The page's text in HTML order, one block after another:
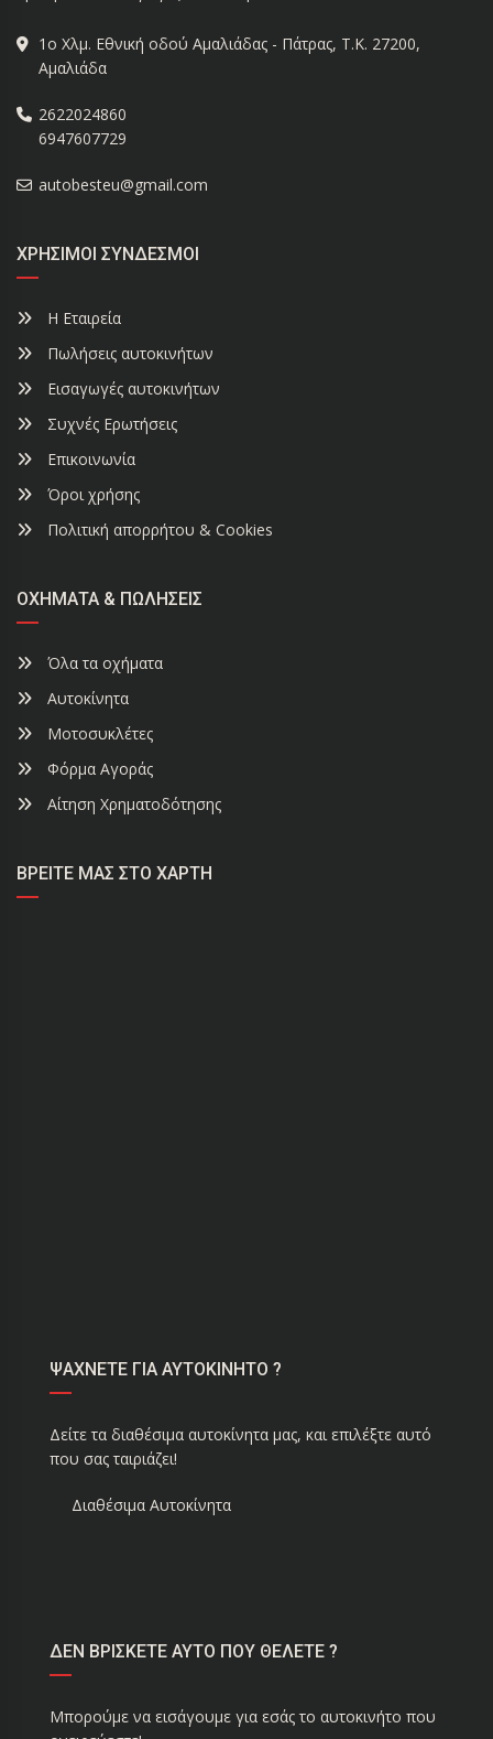
1ο Χλμ. Εθνική οδού Αμαλιάδας - Πάτρας, Τ.Κ. 27200,
Αμαλιάδα
2622024860
6947607729
autobesteu@gmail.com
ΧΡΉΣΙΜΟΙ ΣΎΝΔΕΣΜΟΙ
Η Εταιρεία
Πωλήσεις αυτοκινήτων
Εισαγωγές αυτοκινήτων
Συχνές Ερωτήσεις
Επικοινωνία
Όροι χρήσης
Πολιτική απορρήτου & Cookies
ΟΧΉΜΑΤΑ & ΠΩΛΉΣΕΙΣ
Όλα τα οχήματα
Αυτοκίνητα
Μοτοσυκλέτες
Φόρμα Αγοράς
Αίτηση Χρηματοδότησης
ΒΡΕΊΤΕ ΜΑΣ ΣΤΟ ΧΆΡΤΗ
ΨΑΧΝΕΤΕ ΓΙΑ ΑΥΤΟΚΙΝΗΤΟ ?
Δείτε τα διαθέσιμα αυτοκίνητα μας, και επιλέξτε αυτό
που σας ταιριάζει!
Διαθέσιμα Αυτοκίνητα
ΔΕΝ ΒΡΙΣΚΕΤΕ ΑΥΤΟ ΠΟΥ ΘΕΛΕΤΕ ?
Μπορούμε να εισάγουμε για εσάς το αυτοκινήτο που